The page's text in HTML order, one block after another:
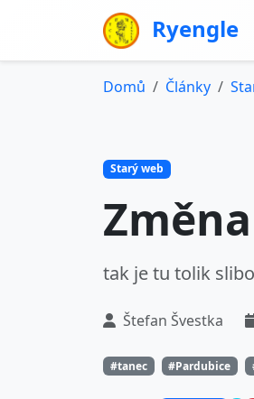
Ryengle
Domů Články
Starý web
tak je tu tolik
Štefan Švestka
#tanec #Pardubice